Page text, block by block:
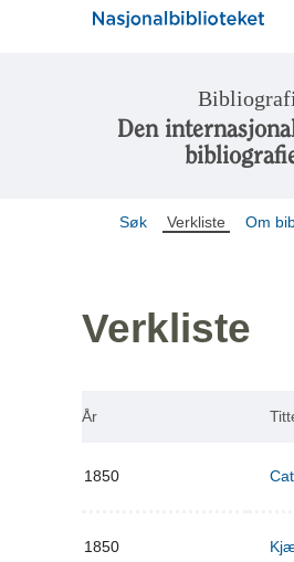
Bibliografi
Den
Søk Verkliste Om
Verkliste
År
1850
1850